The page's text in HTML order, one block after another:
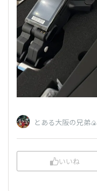
とある大阪の兄弟🍙
いいね